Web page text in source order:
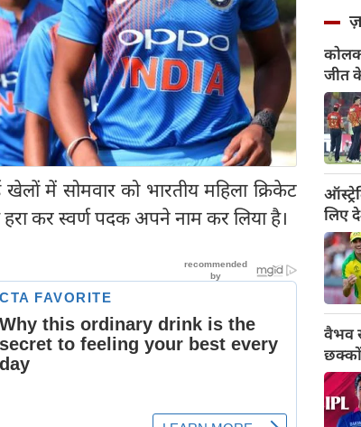
में सोमवार को भारतीय महिला क्रिकेट
कर स्वर्ण पदक अपने नाम कर लिया है।
जीत
लिए
वैभव
छक्कों